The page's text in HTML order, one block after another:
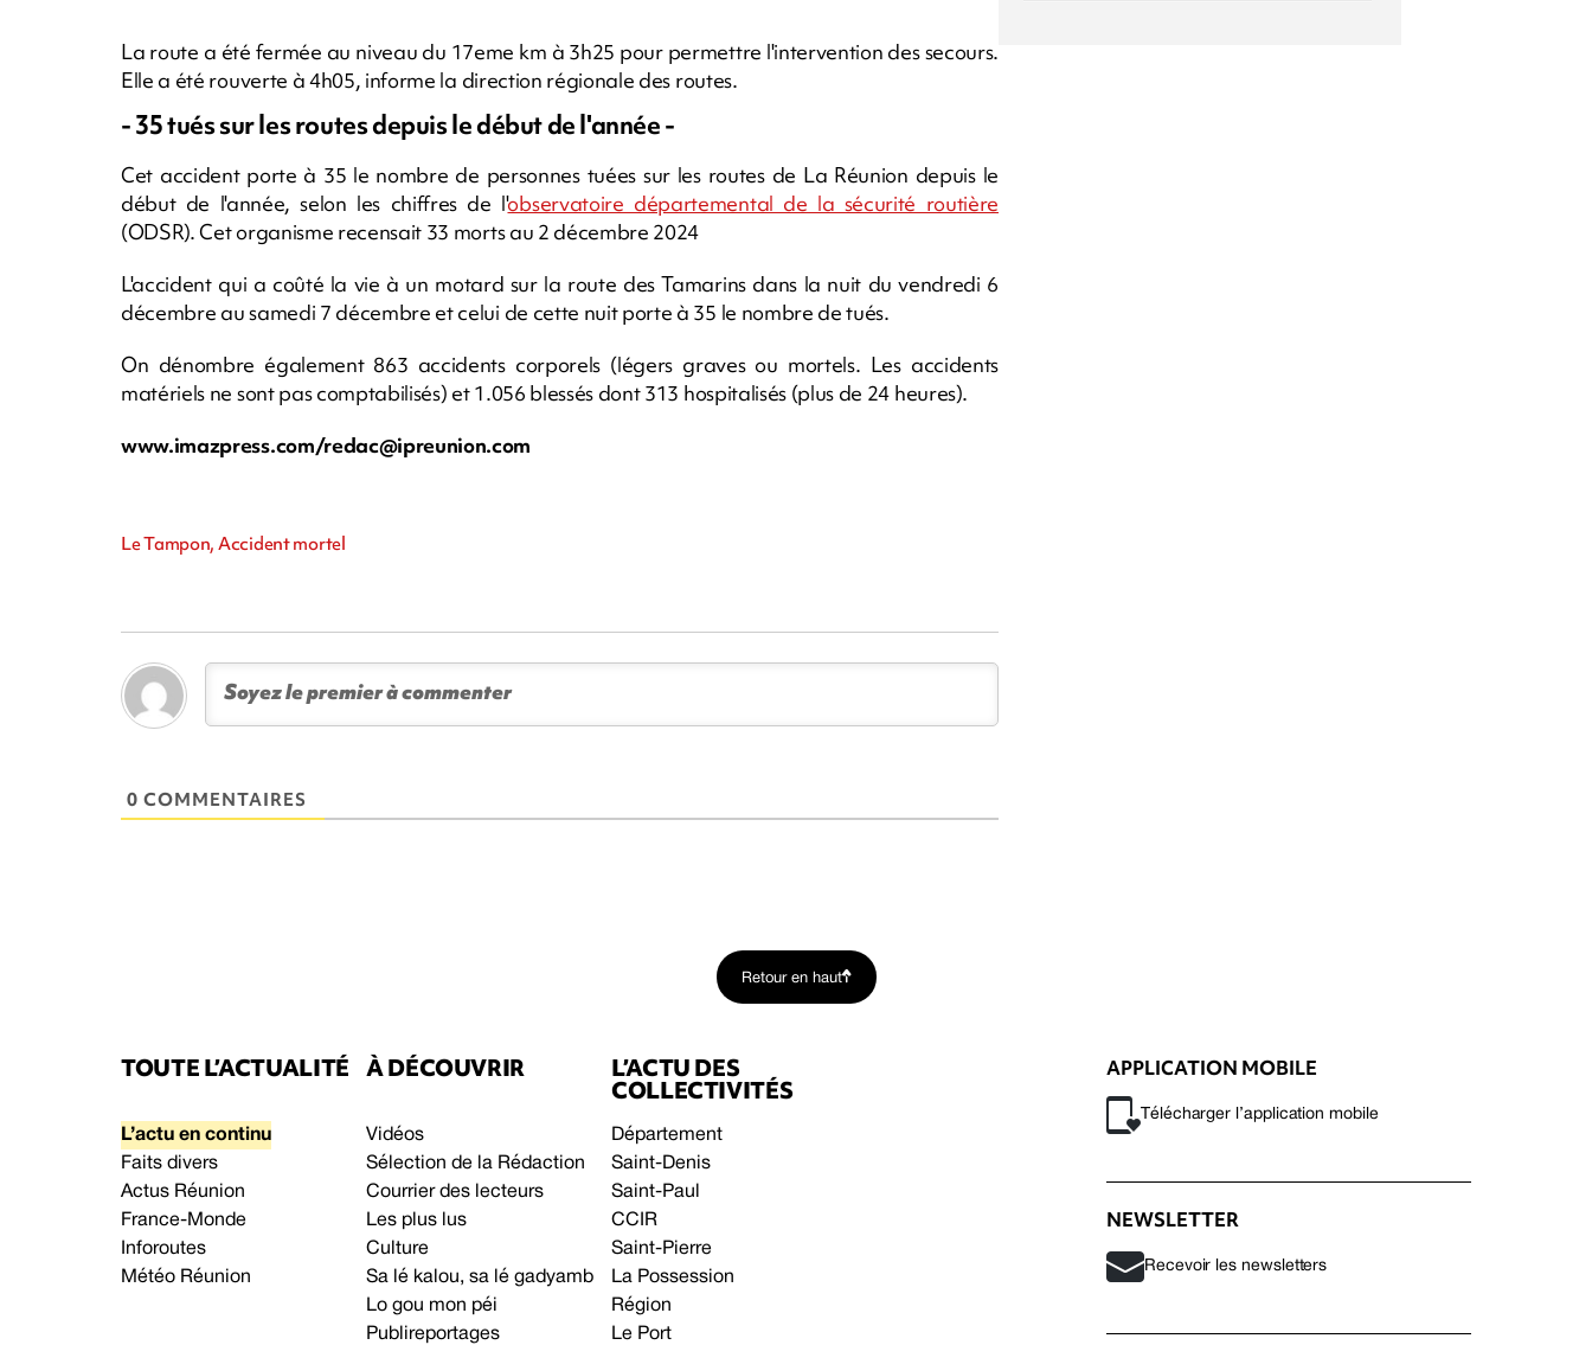
La route a été fermée au niveau du 17eme km à 3h25 pour permettre l'intervention des secours.
Elle a été rouverte à 4h05, informe la direction régionale des routes.
- 35 tués sur les routes depuis le début de l'année -
Cet accident porte à 35 le nombre de personnes tuées sur les routes de La Réunion depuis le
début de l'année, selon les chiffres de l'observatoire départemental de la sécurité routière
(ODSR). Cet organisme recensait 33 morts au 2 décembre 2024
L'accident qui a coûté la vie à un motard sur la route des Tamarins dans la nuit du vendredi 6
décembre au samedi 7 décembre et celui de cette nuit porte à 35 le nombre de tués.
On dénombre également 863 accidents corporels (légers graves ou mortels. Les accidents
matériels ne sont pas comptabilisés) et 1.056 blessés dont 313 hospitalisés (plus de 24 heures).
www.imazpress.com/redac@ipreunion.com
Le Tampon, Accident mortel
0 COMMENTAIRES
Retour en haut
TOUTE L’ACTUALITÉ
L’actu en continu
Faits divers
Actus Réunion
France-Monde
Inforoutes
Météo Réunion
À DÉCOUVRIR
Vidéos
Sélection de la Rédaction
Courrier des lecteurs
Les plus lus
Culture
Sa lé kalou, sa lé gadyamb
Lo gou mon péi
Publireportages
L’ACTU DES
COLLECTIVITÉS
Département
Saint-Denis
Saint-Paul
CCIR
Saint-Pierre
La Possession
Région
Le Port
APPLICATION MOBILE
Télécharger l’application mobile
NEWSLETTER
Recevoir les newsletters